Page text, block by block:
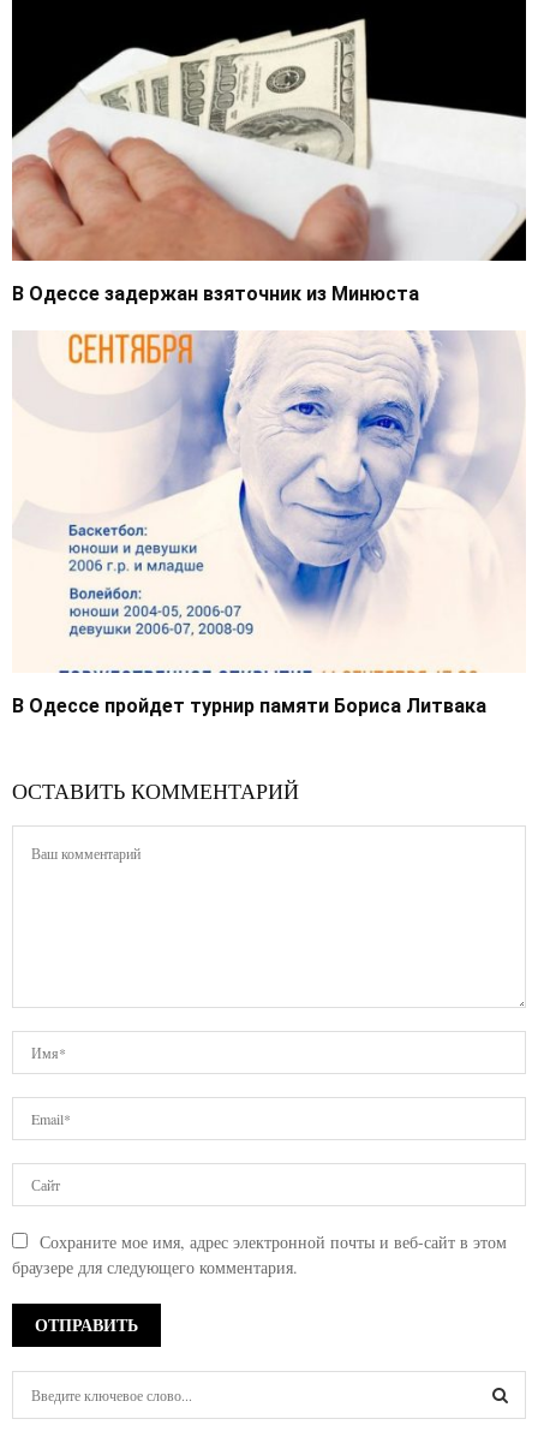
В Одессе задержан взяточник из Минюста
В Одессе пройдет турнир памяти Бориса Литвака
ОСТАВИТЬ КОММЕНТАРИЙ
Сохраните мое имя, адрес электронной почты и веб-сайт в этом
браузере для следующего комментария.